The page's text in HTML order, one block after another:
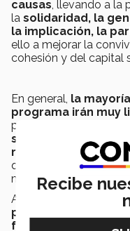
causas, llevando a la
la solidaridad, la
la implicación, la
ello a mejorar la
cohesión y del capital
En general, la
programa irán muy
pero,
en esta
se consideró
reconstrucción del
que la Comunidad
manera personal en
Ahora, el
programa
permite a los
fácilmente a
Recibe